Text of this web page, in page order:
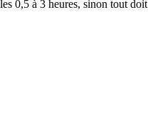
0,5 à 3 heures, sinon tout